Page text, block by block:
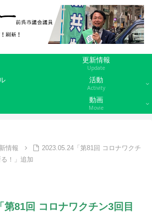
更新情報
Update
活動
Activity
動画
Movie
情報
2023.05.24「第81回 コロナワクチ
！」追加
第81回 コロナワクチン3回目